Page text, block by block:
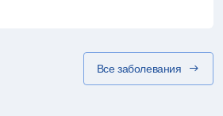
Все заболевания